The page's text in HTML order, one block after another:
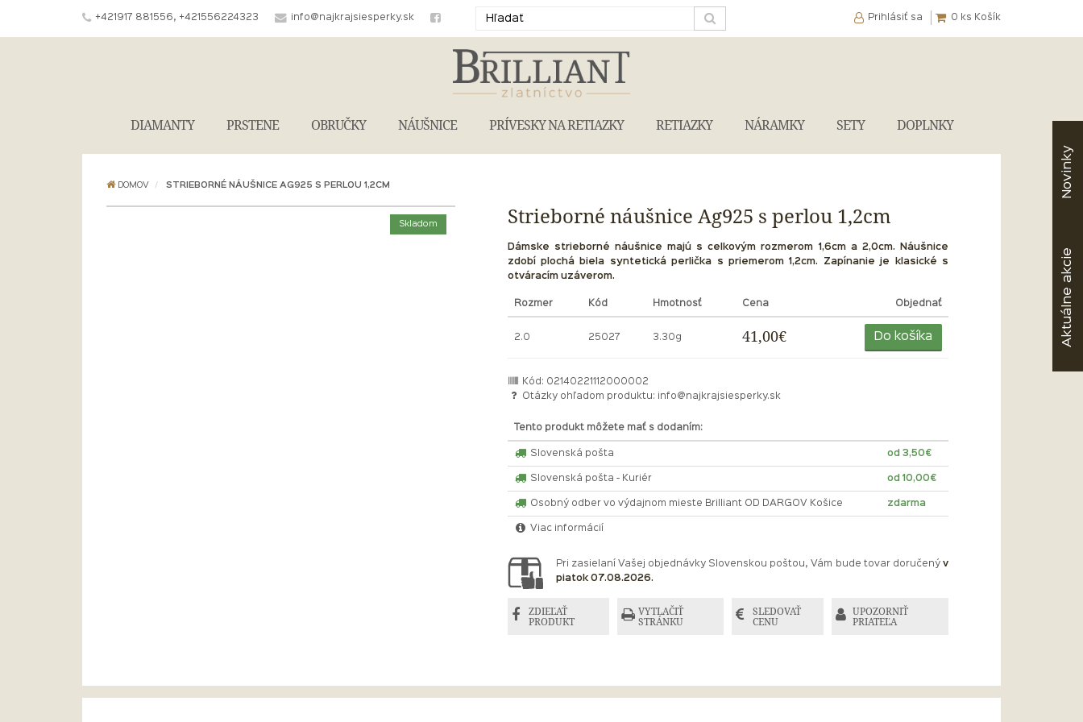
+421917 881556, +421556224323 info@najkrajsiesperky.sk Prihlásiť sa 0 ks Košík
DIAMANTY PRSTENE OBRUČKY NÁUŠNICE PRÍVESKY NA RETIAZKY RETIAZKY NÁRAMKY SETY DOPLNKY
Aktuálne
akcie
Novinky
DOMOV STRIEBORNÉ NÁUŠNICE AG925 S PERLOU 1,2CM
Skladom Strieborné náušnice Ag925 s perlou 1,2cm
Dámske strieborné náušnice majú s celkovým rozmerom 1,6cm a 2,0cm. Náušnice
zdobí plochá biela syntetická perlička s priemerom 1,2cm. Zapínanie je klasické s
otváracím uzáverom.
Rozmer Kód Hmotnosť Cena Objednať
2.0 25027 3.30g 41,00€ Do košíka
Kód: 02140221112000002
Otázky ohľadom produktu:
info@najkrajsiesperky.sk
Tento produkt môžete mať s dodaním:
Slovenská pošta od 3,50€
Slovenská pošta - Kuriér od 10,00€
Osobný odber vo výdajnom mieste Brilliant OD DARGOV Košice zdarma
Viac informácií
Pri zasielaní Vašej objednávky Slovenskou poštou, Vám bude tovar doručený v
piatok 07.08.2026.
ZDIEĽAŤ
PRODUKT
VYTLAČIŤ
STRÁNKU
SLEDOVAŤ
CENU
UPOZORNIŤ
PRIATEĽA